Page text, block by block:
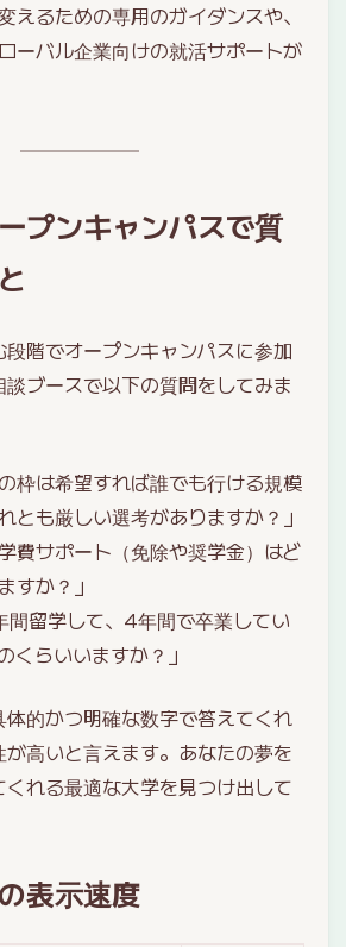
えるための専用のガイダンスや、
ーバル企業向けの就活サポートが
プンキャンパスで質
階でオープンキャンパスに参加
ブースで以下の質問をしてみま
枠は希望すれば誰でも行ける規模
とも厳しい選考がありますか？」
費サポート（免除や奨学金）はど
すか？」
間留学して、4年間で卒業してい
くらいいますか？」
体的かつ明確な数字で答えてくれ
高いと言えます。あなたの夢を
れる最適な大学を見つけ出して
表示速度